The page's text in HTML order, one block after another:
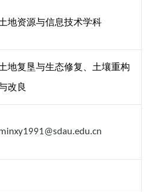
地资源与信息技术学科
地复垦与生态修复、土壤重构
改良